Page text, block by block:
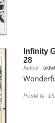
Infinity
28
Auteur :
Posté le: